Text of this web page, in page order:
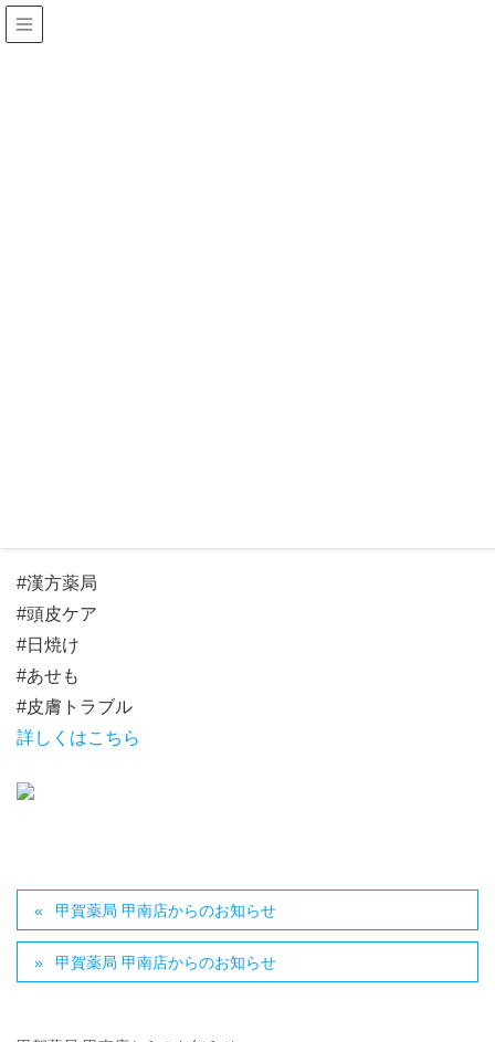
#漢方薬局
#頭皮ケア
#日焼け
#あせも
#皮膚トラブル
詳しくはこちら
甲賀薬局 甲南店からのお知らせ
甲賀薬局 甲南店からのお知らせ